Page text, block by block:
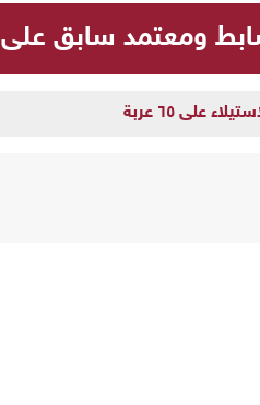
ضابط ومعتمد سابق
٦٥ عربة